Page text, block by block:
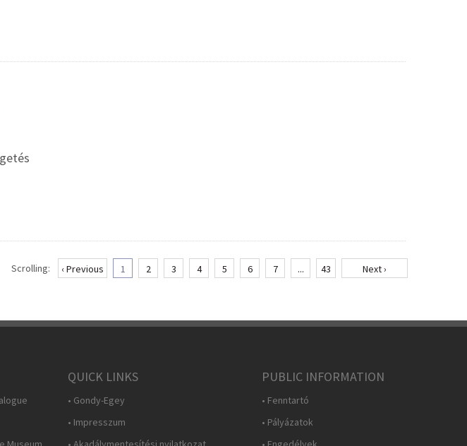
Scrolling: ‹ Previous 1 2 3 4 5 6 7 ... 43 Next ›
QUICK LINKS
• Gondy-Egey
• Impresszum
PUBLIC INFORMATION
• Fenntartó
• Pályázatok